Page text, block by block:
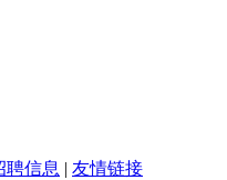
聘信息 | 友情链接